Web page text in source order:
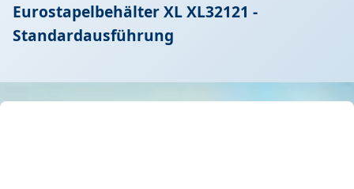
Eurostapelbehälter XL XL32121 -
Standardausführung